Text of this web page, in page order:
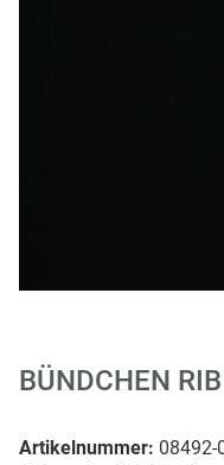
BÜNDCHEN
Artikelnummer: 08492-